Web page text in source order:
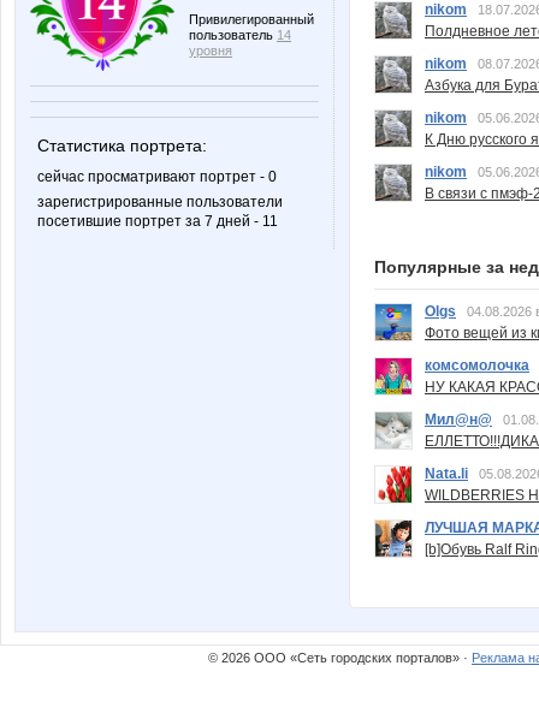
Привилегированный
пользователь 14
уровня
Статистика портрета:
сейчас просматривают портрет - 0
зарегистрированные пользователи
посетившие портрет за 7 дней - 11
nikom
Полдневное
nikom
Азбука для
nikom
К Дню русского
nikom
В связи с пмэф-
Популярные за
Olgs 04.08.2026
Фото вещей из
комсомолочка
НУ КАКАЯ
Мил@н@
Nata.li
ЛУЧШАЯ
[b]Обувь Ralf
© 2026 ООО «Сеть городских порталов» · Реклама